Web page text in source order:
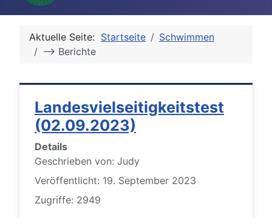
Aktuelle Seite: Startseite
Schwimmen
--> Berichte
Landesvielseitigkeitstest
(02.09.2023)
Details
Geschrieben von: Judy
Veröffentlicht: 19. September 2023
Zugriffe: 2949